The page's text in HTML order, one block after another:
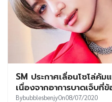
SM ประกาศเลื่อนโซโล่คั
เนื่องจากอาการบาดเจ็บที่
BybubblesbenjyOn08/07/2020